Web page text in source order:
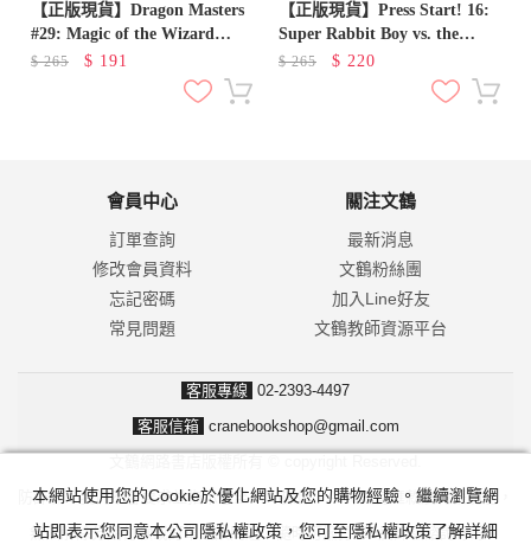
【正版現貨】Dragon Masters
#29: Magic of the Wizard
Dragon
$265 $ 191
【正版現貨】Press Start! 16:
Super Rabbit Boy vs. the
Gigabot!
$265 $ 220
會員中心
訂單查詢
修改會員資料
忘記密碼
常見問題
關注文鶴
最新消息
文鶴粉絲團
加入Line好友
文鶴教師資源平台
客服專線 02-2393-4497
客服信箱 cranebookshop@gmail.com
防詐騙！我們不會要求並指示您至ATM操作。ATM只有匯款及轉帳功能，
無法解除分期付款或訂單錯誤問題。隨時可撥打165反詐騙諮詢專線。
本網站使用您的Cookie於優化網站及您的購物經驗。繼續瀏覽網
站即表示您同意本公司隱私權政策，您可至隱私權政策了解詳細